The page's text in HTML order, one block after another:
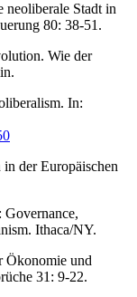
neoliberale Stadt in
80: 38-51.
Wie der
In:
der Europäischen
Ithaca/NY.
Ökonomie und
31: 9-22.